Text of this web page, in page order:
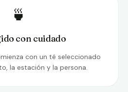
🍵
con cuidado
con un té seleccionado
la estación y la persona.